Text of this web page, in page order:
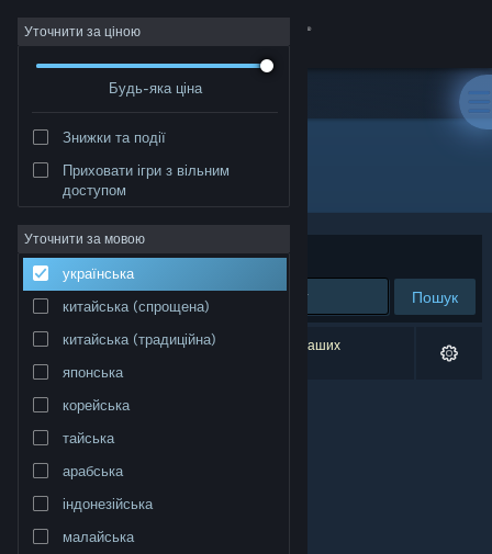
Увійти
Крамниця
Інформація
Підтримка
Змінити мову
Переглянути повну версію
Уточнити за ціною
Будь-яка ціна
Знижки та події
Приховати ігри з вільним
доступом
Уточнити за мовою
українська
китайська (спрощена)
китайська (традиційна)
японська
корейська
тайська
арабська
індонезійська
малайська
Розробник: Carrya.Tec
Упорядкувати за доречністю
Пошук
Результатів вашого пошуку: 0. Відповідно до ваших
уподобань було виключено 1 найменування.